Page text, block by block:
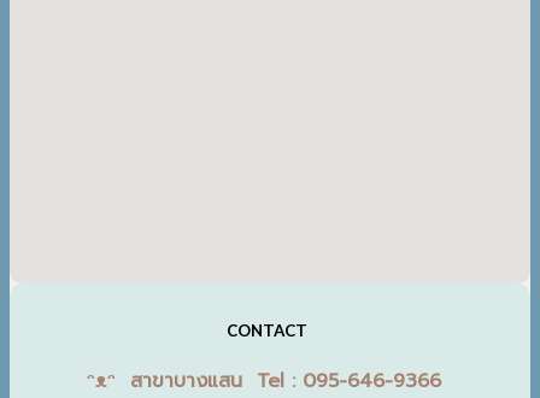
CONTACT
ᵔᴥᵔ สาขาบางแสน Tel : 095-646-9366